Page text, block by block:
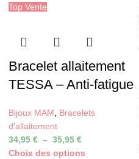
Top Vente
Bracelet allaitement
TESSA – Anti-fatigue
Bijoux MAM, Bracelets
d'allaitement
34,95 € – 35,95 €
Choix des options